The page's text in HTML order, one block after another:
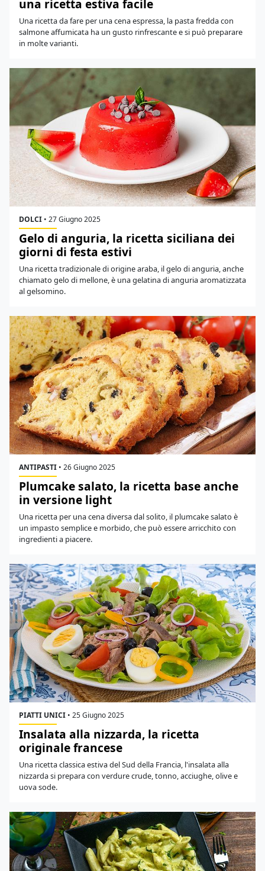
una ricetta estiva facile
Una ricetta da fare per una cena espressa, la pasta fredda con
salmone affumicata ha un gusto rinfrescante e si può preparare
in molte varianti.
DOLCI • 27 Giugno 2025
Gelo di anguria, la ricetta siciliana dei
giorni di festa estivi
Una ricetta tradizionale di origine araba, il gelo di anguria, anche
chiamato gelo di mellone, è una gelatina di anguria aromatizzata
al gelsomino.
ANTIPASTI • 26 Giugno 2025
Plumcake salato, la ricetta base anche
in versione light
Una ricetta per una cena diversa dal solito, il plumcake salato è
un impasto semplice e morbido, che può essere arricchito con
ingredienti a piacere.
PIATTI UNICI • 25 Giugno 2025
Insalata alla nizzarda, la ricetta
originale francese
Una ricetta classica estiva del Sud della Francia, l'insalata alla
nizzarda si prepara con verdure crude, tonno, acciughe, olive e
uova sode.